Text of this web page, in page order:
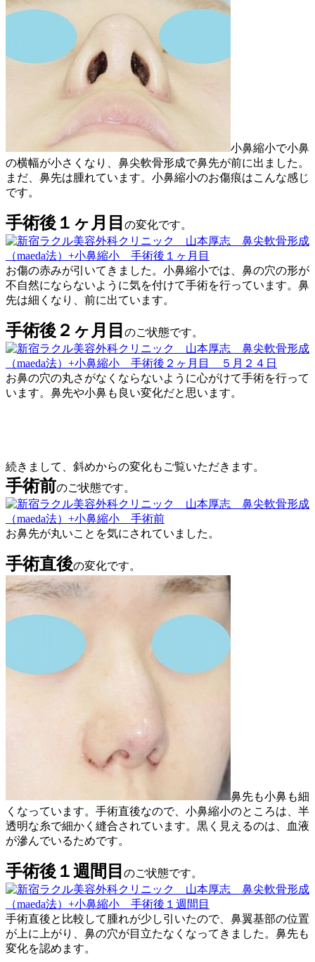
小鼻縮小で小鼻
の横幅が小さくなり、鼻尖軟骨形成で鼻先が前に出ました。
まだ、鼻先は腫れています。小鼻縮小のお傷痕はこんな感じ
です。
手術後１ヶ月目 の変化です。
お傷の赤みが引いてきました。小鼻縮小では、鼻の穴の形が
不自然にならないように気を付けて手術を行っています。鼻
先は細くなり、前に出ています。
手術後２ヶ月目 のご状態です。
お鼻の穴の丸さがなくならないように心がけて手術を行って
います。鼻先や小鼻も良い変化だと思います。
続きまして、斜めからの変化もご覧いただきます。
手術前のご状態です。
お鼻先が丸いことを気にされていました。
手術直後の変化です。
鼻先も小鼻も細
くなっています。手術直後なので、小鼻縮小のところは、半
透明な糸で細かく縫合されています。黒く見えるのは、血液
が滲んでいるためです。
手術後１週間目 のご状態です。
手術直後と比較して腫れが少し引いたので、鼻翼基部の位置
が上に上がり、鼻の穴が目立たなくなってきました。鼻先も
変化を認めます。